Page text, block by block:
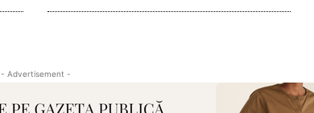
- Advertisement -